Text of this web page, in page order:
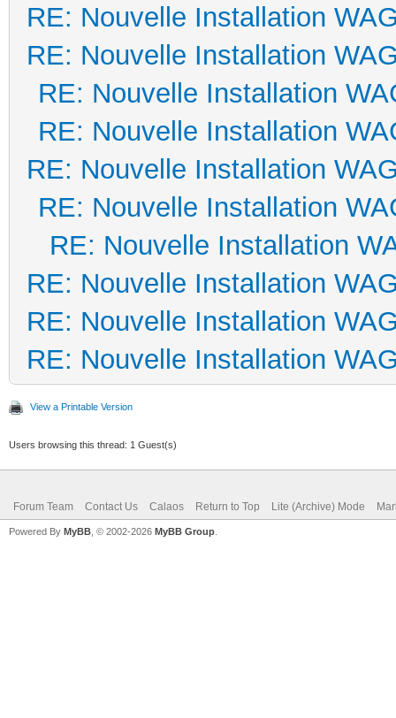
RE: Nouvelle Installation
RE: Nouvelle Installation
RE: Nouvelle Installation
RE: Nouvelle Installation
RE: Nouvelle Installation
RE: Nouvelle Installation
RE: Nouvelle Installation
RE: Nouvelle Installation
RE: Nouvelle Installation
RE: Nouvelle Installation
View a Printable Version
Users browsing this thread: 1 Guest(s)
Forum Team Contact Us Calaos Return to Top Lite (Archive) Mode
Powered By MyBB , © 2002-2026 MyBB Group